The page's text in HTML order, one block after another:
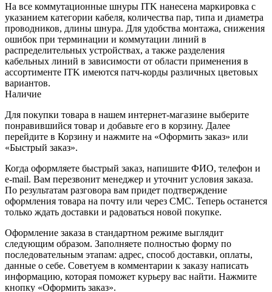
На все коммутационные шнуры ITK нанесена маркировка с
указанием категории кабеля, количества пар, типа и диаметра
проводников, длины шнура. Для удобства монтажа, снижения
ошибок при терминации и коммутации линий в
распределительных устройствах, а также разделения
кабельных линий в зависимости от области применения в
ассортименте ITK имеются патч-корды различных цветовых
вариантов.
Наличие
Для покупки товара в нашем интернет-магазине выберите
понравившийся товар и добавьте его в корзину. Далее
перейдите в Корзину и нажмите на «Оформить заказ» или
«Быстрый заказ».
Когда оформляете быстрый заказ, напишите ФИО, телефон и
e-mail. Вам перезвонит менеджер и уточнит условия заказа.
По результатам разговора вам придет подтверждение
оформления товара на почту или через СМС. Теперь останется
только ждать доставки и радоваться новой покупке.
Оформление заказа в стандартном режиме выглядит
следующим образом. Заполняете полностью форму по
последовательным этапам: адрес, способ доставки, оплаты,
данные о себе. Советуем в комментарии к заказу написать
информацию, которая поможет курьеру вас найти. Нажмите
кнопку «Оформить заказ».